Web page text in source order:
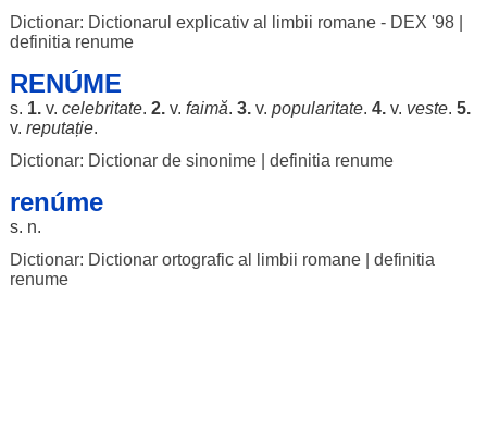
Dictionar: Dictionarul explicativ al limbii romane - DEX '98|
definitia renume
RENÚME
s. 1.v. celebritate. 2.v. faimă. 3.v. popularitate. 4.v. veste. 5.
v. reputație.
Dictionar: Dictionar de sinonime| definitia renume
renúme
s. n.
Dictionar: Dictionar ortografic al limbii romane| definitia
renume